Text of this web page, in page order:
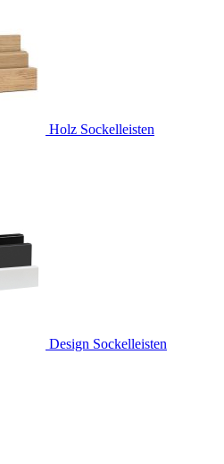
Holz Sockelleisten
Design Sockelleisten